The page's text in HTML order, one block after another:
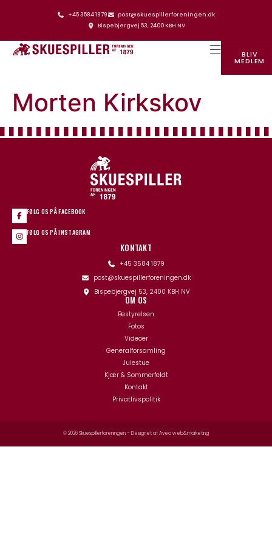
+45 3584 1879
post@skuespillerforeningen.dk
Bispebjergvej 53, 2400 KBH NV
BLIV
MEDLEM
Morten Kirkskov
FØLG OS PÅ FACEBOOK
FØLG OS PÅ INSTAGRAM
KONTAKT
+45 3584 1879
post@skuespillerforeningen.dk
Bispebjergvej 53, 2400 KBH NV
OM OS
Bestyrelsen
Fotos
Videoer
Generalforsamling
Julestue
Kjær & Sommerfeldt
Kontakt
Privatlivspolitik
© 2026 Skuespillerforeningen – Designet afAveo web&marketing